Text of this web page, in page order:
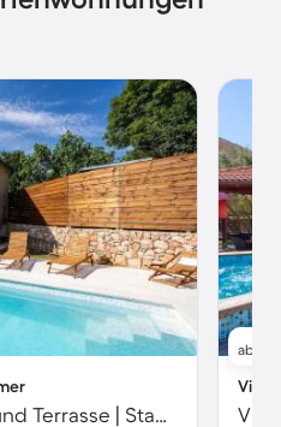
Villa mit Garten, Grill und Terrasse | Stadtblick
ab
Villa
Villa